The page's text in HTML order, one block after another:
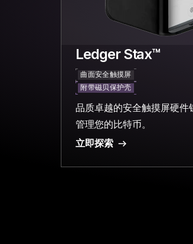
Ledger Stax™
曲面安全触摸屏
附带磁贝保护壳
品质卓越的安全触摸屏硬件
管理您的比特币。
立即探索